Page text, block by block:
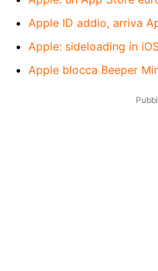
Apple ID addio, arriva
Apple: sideloading in
Apple blocca Beeper